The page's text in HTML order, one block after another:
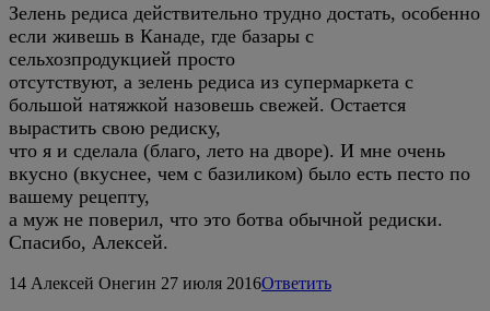
Зелень редиса действительно трудно достать, особенно
если живешь в Канаде, где базары с
сельхозпродукцией просто
отсутствуют, а зелень редиса из супермаркета с
большой натяжкой назовешь свежей. Остается
вырастить свою редиску,
что я и сделала (благо, лето на дворе). И мне очень
вкусно (вкуснее, чем с базиликом) было есть песто по
вашему рецепту,
а муж не поверил, что это ботва обычной редиски.
Спасибо, Алексей.
14 Алексей Онегин 27 июля 2016Ответить